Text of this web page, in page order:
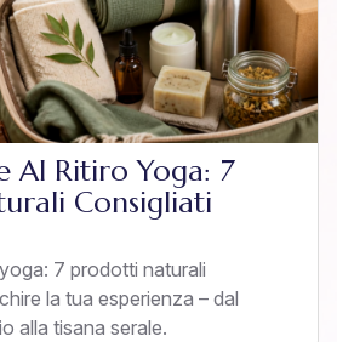
Al Ritiro Yoga: 7
Consigliati
7 prodotti naturali
la tua esperienza – dal
alla tisana serale.